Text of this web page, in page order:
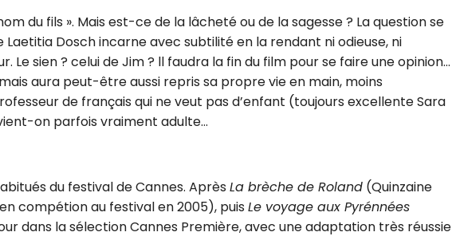
du fils ». Mais est-ce de la lâcheté ou de la sagesse ? La question se
Dosch incarne avec subtilité en la rendant ni odieuse, ni
Le sien ? celui de Jim ? ll faudra la fin du film pour se faire une opinion…
aura peut-être aussi repris sa propre vie en main, moins
de français qui ne veut pas d’enfant (toujours excellente Sara
on parfois vraiment adulte…
du festival de Cannes. Après La brèche de Roland (Quinzaine
compétion au festival en 2005), puis Le voyage aux Pyrénnées
dans la sélection Cannes Première, avec une adaptation très réussie